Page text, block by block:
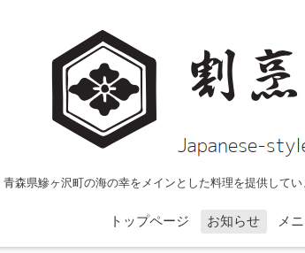
青森県鰺ヶ沢町の海の幸をメインとした料理を提供して
トップページ お知らせ メ